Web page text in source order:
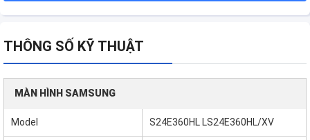
THÔNG SỐ KỸ THUẬT
MÀN HÌNH SAMSUNG
Model S24E360HL LS24E360HL/XV